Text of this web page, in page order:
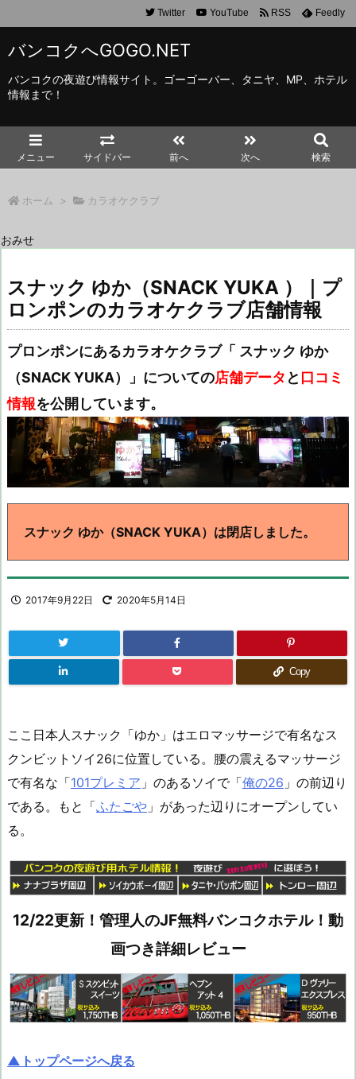
バンコクへGOGO.NET
バンコクの夜遊び情報サイト。ゴーゴーバー、タニヤ、MP、ホテル
情報まで！
メニュー サイドバー 前へ 次へ 検索
Twitter YouTube RSS Feedly
ホーム > カラオケクラブ
おみせ
スナック ゆか（SNACK YUKA ）｜プ
ロンポンのカラオケクラブ店舗情報
プロンポンにあるカラオケクラブ「 スナック ゆか
（SNACK YUKA）」についての店舗データ と 口コミ
情報を公開しています。
スナック ゆか（SNACK YUKA）は閉店しました。
2017年9月22日 2020年5月14日
Copy
ここ日本人スナック「ゆか」はエロマッサージで有名なス
クンビットソイ26に位置している。腰の震えるマッサージ
で有名な「101プレミア 」のあるソイで「俺の26 」の前辺り
である。もと「ふたごや 」があった辺りにオープンしてい
る。
12/22更新！管理人のJF無料バンコクホテル！動
画つき詳細レビュー
▲トップページへ戻る